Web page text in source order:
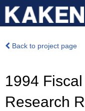
Back to project page
1994
Research